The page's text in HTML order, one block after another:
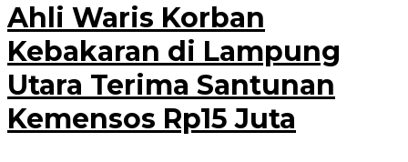
Ahli Waris Korban
Kebakaran di Lampung
Utara Terima Santunan
Kemensos Rp15 Juta